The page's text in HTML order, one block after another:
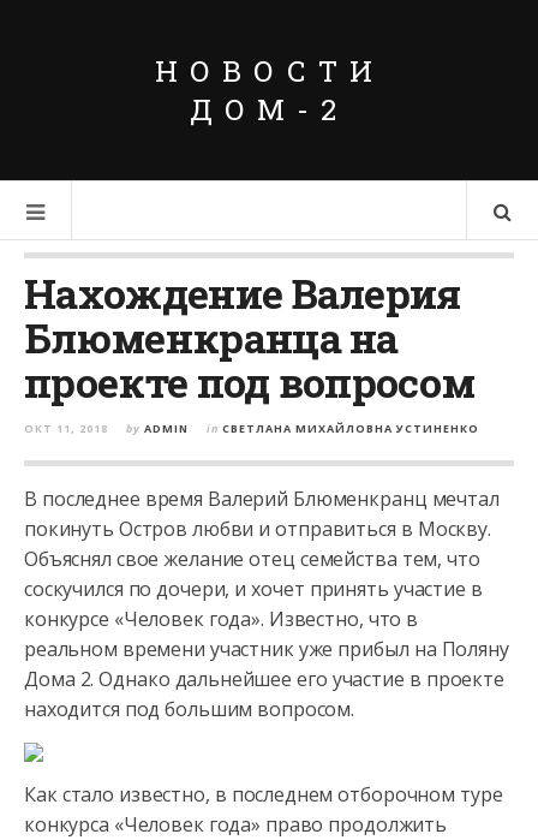
НОВОСТИ
ДОМ-2
Нахождение Валерия
Блюменкранца на
проекте под вопросом
ОКТ 11, 2018 by ADMIN in СВЕТЛАНА МИХАЙЛОВНА УСТИНЕНКО
В последнее время Валерий Блюменкранц мечтал
покинуть Остров любви и отправиться в Москву.
Объяснял свое желание отец семейства тем, что
соскучился по дочери, и хочет принять участие в
конкурсе «Человек года». Известно, что в
реальном времени участник уже прибыл на Поляну
Дома 2. Однако дальнейшее его участие в проекте
находится под большим вопросом.
Как стало известно, в последнем отборочном туре
конкурса «Человек года» право продолжить